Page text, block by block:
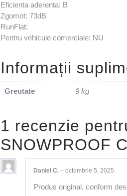
Eficienta aderenta: B
Zgomot: 73dB
RunFlat:
Pentru vehicule comerciale: NU
Informații
Greutate 9 kg
1 recenzie
SNOWPROOF
Daniel C. – octombrie 5, 2025
Produs original, conform